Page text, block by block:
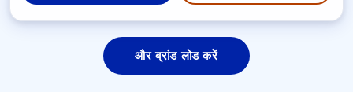
और ब्रांड लोड करें